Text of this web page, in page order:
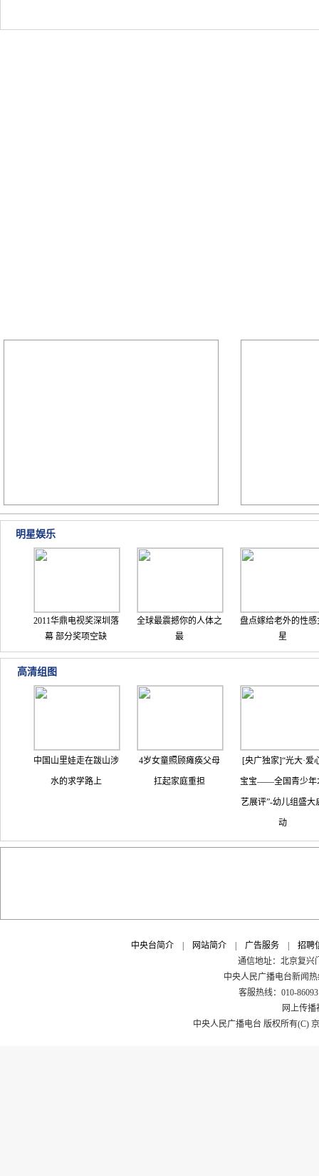
明星娱乐
2011华鼎电视奖深圳落
幕 部分奖项空缺
全球最震撼你的人体之
最
盘点嫁给老外的性感
星
高清组图
中国山里娃走在跋山涉
水的求学路上
4岁女童照顾瘫痪父母
扛起家庭重担
[央广独家]“光大·爱
宝宝——全国青少年
艺展评”-幼儿组盛大
动
中央台简介 网站简介 广告服务
招聘
通信地址：北京复兴
中央人民广播电台新闻热
客服热线：010-
网上传播
中央人民广播电台 版权所有(C)